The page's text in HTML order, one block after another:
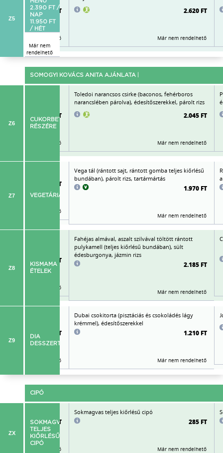
Z5
2.390 FT /
NAP
11.950 FT
/ HÉT
Már nem
rendelhető
2.705 FT
Már nem rendelhető
2.620 FT
Már nem rendelhető
SOMOGYI KOVÁCS ANITA AJÁNLATA
Z6
CUKORBETEGEK
RÉSZÉRE
2.055 FT
Már nem rendelhető
Toledoi narancsos csirke (baconos, fehérboros
narancslében párolva), édesítőszerekkel, párolt rizs
2.045 FT
Már nem rendelhető
Z7 VEGETÁRIÁNUS
1.865 FT
Már nem rendelhető
Vega tál (rántott sajt, rántott gomba teljes kiőrlésű
bundában), párolt rizs, tartármártás
1.970 FT
Már nem rendelhető
Z8
KISMAMA
ÉTELEK
2.175 FT
Már nem rendelhető
Fahéjas almával, aszalt szilvával töltött rántott
pulykamell (teljes kiőrlésű bundában), sült
édesburgonya, jázmin rizs
2.185 FT
Már nem rendelhető
Z9
DIA
DESSZERT
975 FT
Már nem rendelhető
Dubai csokitorta (pisztáciás és csokoládés lágy
krémmel), édesítőszerekkel
1.210 FT
Már nem rendelhető
CIPÓ
ZX
SOKMAGVAS
TELJES
KIŐRLÉSŰ
CIPÓ
285 FT
Már nem rendelhető
Sokmagvas teljes kiőrlésű cipó
285 FT
Már nem rendelhető